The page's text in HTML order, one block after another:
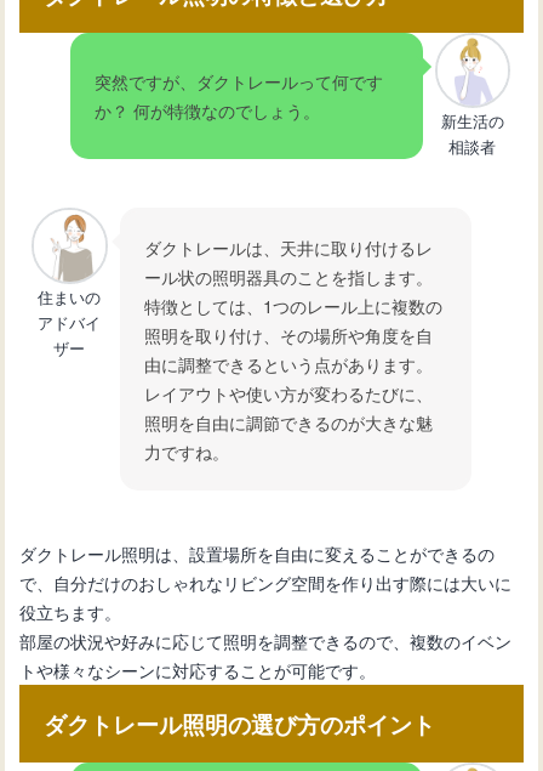
おしゃれな工夫
リビングをおしゃれに照らすシーリン
グライトの選び方
とおすすめデザイン
北欧風リビングの魅力！おしゃれなコ
ーディネート術とおすすめ
突然ですが、ダクトレールって何です
か？ 何が特徴なのでしょう。
新生活の
相談者
住まいの
アドバイ
ザー
ダクトレールは、天井に取り付けるレ
ール状の照明器具のことを指します。
特徴としては、1つのレール上に複数の
照明を取り付け、その場所や角度を自
由に調整できるという点があります。
レイアウトや使い方が変わるたびに、
照明を自由に調節できるのが大きな魅
力ですね。
ダクトレール照明は、設置場所を自由に変えることができるの
で、自分だけのおしゃれなリビング空間を作り出す際には大いに
役立ちます。
部屋の状況や好みに応じて照明を調整できるので、複数のイベン
トや様々なシーンに対応することが可能です。
ダクトレール照明の選び方のポイント